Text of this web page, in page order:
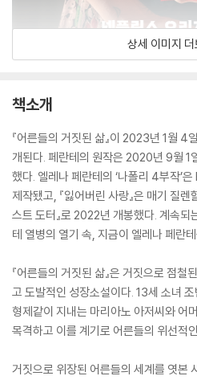
상세 이미지 더
책소개
『어른들의 거짓된 삶』이 2023년 1월 4
개된다. 페란테의 원작은 2020년 9월 1
했다. 엘레나 페란테의 ‘나폴리 4부작’
제작됐고, 『잃어버린 사랑』은 매기 질
스트 도터』로 2022년 개봉했다. 계속
테 열병의 열기 속, 지금이 엘레나 페란
『어른들의 거짓된 삶』은 거짓으로 점
고 도발적인 성장소설이다. 13세 소녀
형제같이 지내는 마리아노 아저씨와 어
목격하고 이를 계기로 어른들의 위선적
거짓으로 위장된 어른들의 세계를 엿본